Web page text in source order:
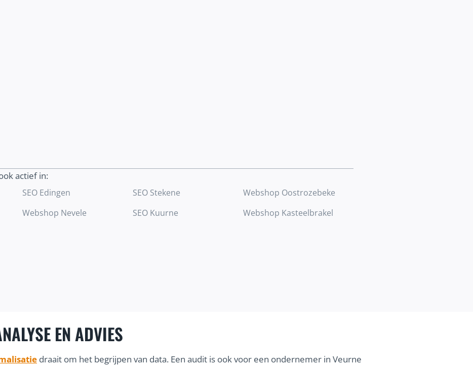
actief in:
SEO Edingen SEO Stekene
Webshop Oostrozebeke
Webshop Nevele SEO Kuurne Webshop Kasteelbrakel
EN ADVIES
draait om het begrijpen van data. Een audit is ook voor een ondernemer in Veurne